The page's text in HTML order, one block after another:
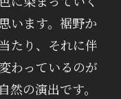
います。裾野か
たり、それに伴
わっているのが
の演出です。